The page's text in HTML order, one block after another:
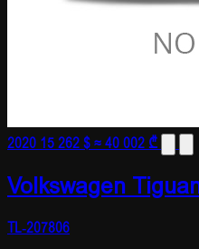
2020 15 262 $≈ 40 002 ₾
Volkswagen
TL-207806